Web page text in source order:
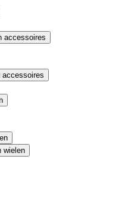
accessoires
accessoires
wielen